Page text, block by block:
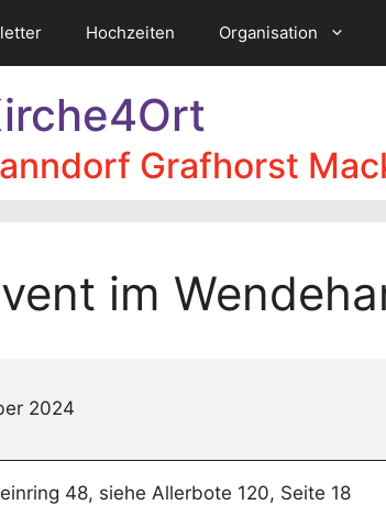
Hochzeiten Organisation
Grafhorst
im
2024
48, siehe Allerbote 120, Seite 18